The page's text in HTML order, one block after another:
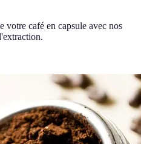
votre café en capsule avec nos